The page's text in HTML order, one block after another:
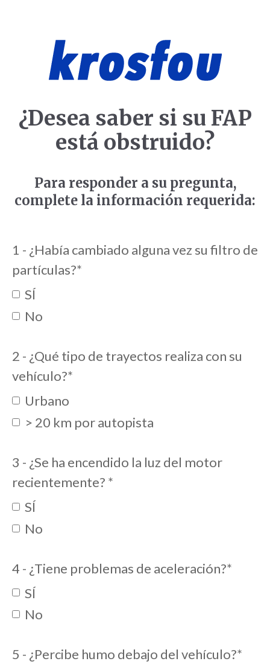
¿Desea saber si su FAP
está obstruido?
Para responder a su pregunta,
complete la información requerida:
1 - ¿Había cambiado alguna vez su filtro de
partículas?*
SÍ
No
2 - ¿Qué tipo de trayectos realiza con su
vehículo?*
Urbano
> 20 km por autopista
3 - ¿Se ha encendido la luz del motor
recientemente? *
SÍ
No
4 - ¿Tiene problemas de aceleración?*
SÍ
No
5 - ¿Percibe humo debajo del vehículo?*